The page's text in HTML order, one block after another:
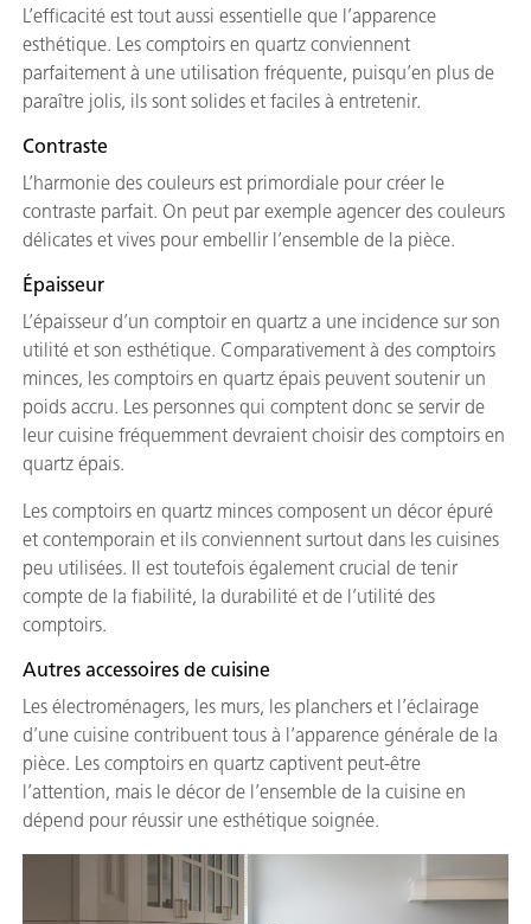
L’efficacité est tout aussi essentielle que l’apparence
esthétique. Les comptoirs en quartz conviennent
parfaitement à une utilisation fréquente, puisqu’en plus de
paraître jolis, ils sont solides et faciles à entretenir.
Contraste
L’harmonie des couleurs est primordiale pour créer le
contraste parfait. On peut par exemple agencer des couleurs
délicates et vives pour embellir l’ensemble de la pièce.
Épaisseur
L’épaisseur d’un comptoir en quartz a une incidence sur son
utilité et son esthétique. Comparativement à des comptoirs
minces, les comptoirs en quartz épais peuvent soutenir un
poids accru. Les personnes qui comptent donc se servir de
leur cuisine fréquemment devraient choisir des comptoirs en
quartz épais.
Les comptoirs en quartz minces composent un décor épuré
et contemporain et ils conviennent surtout dans les cuisines
peu utilisées. Il est toutefois également crucial de tenir
compte de la fiabilité, la durabilité et de l’utilité des
comptoirs.
Autres accessoires de cuisine
Les électroménagers, les murs, les planchers et l’éclairage
d’une cuisine contribuent tous à l’apparence générale de la
pièce. Les comptoirs en quartz captivent peut-être
l’attention, mais le décor de l’ensemble de la cuisine en
dépend pour réussir une esthétique soignée.